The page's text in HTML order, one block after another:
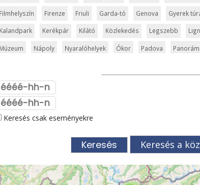
Filmhelyszín Firenze Friuli Garda-tó Genova Gyerek
Kalandpark Kerékpár Kilátó Közlekedés Legszebb
Múzeum Nápoly Nyaralóhelyek Ókor Padova
Sziget
Toszkán tengerpart
Városok Vatikán
Keresés csak eseményekre
Keresés a